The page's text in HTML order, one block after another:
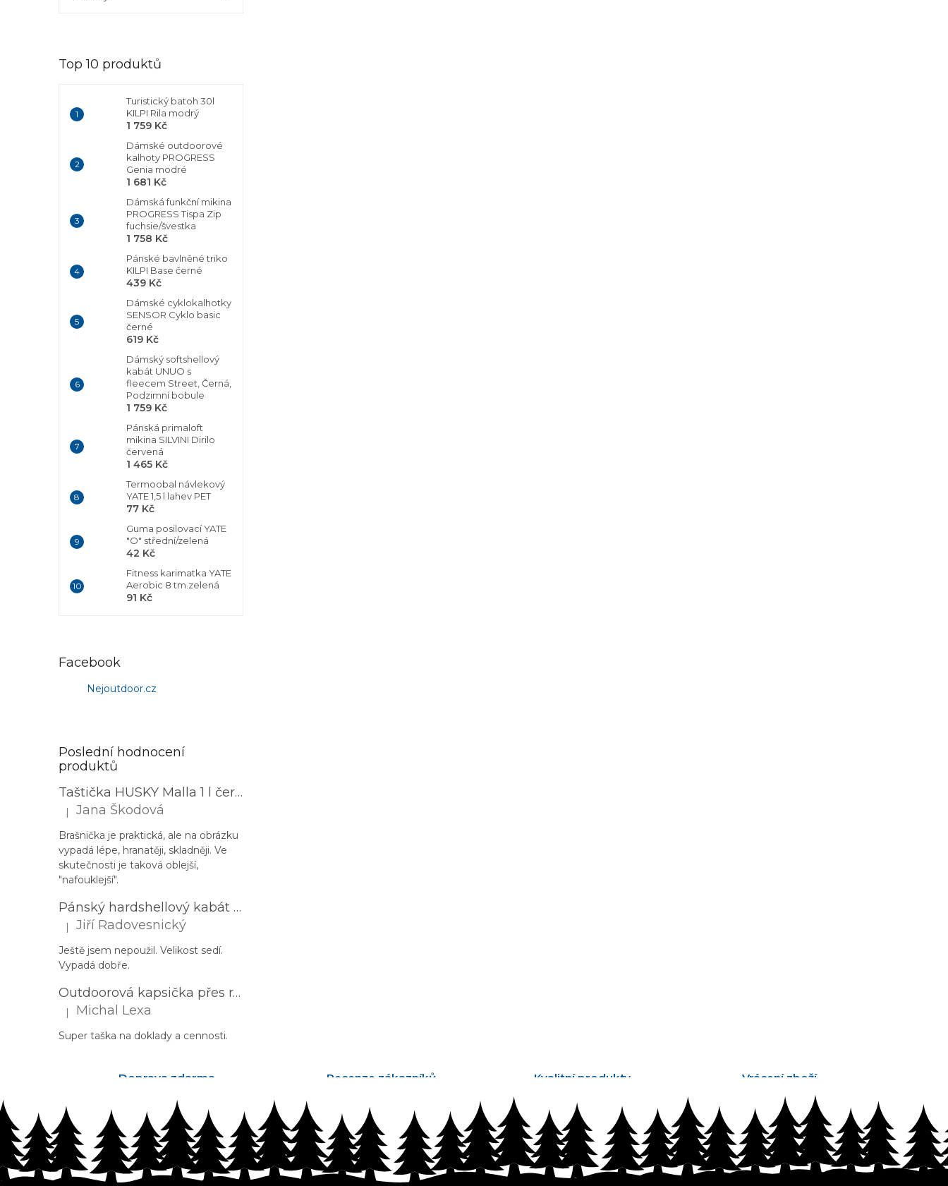
Top 10 produktů
Turistický batoh 30l
KILPI Rila modrý
1 759 Kč
Dámské outdoorové
kalhoty PROGRESS
Genia modré
1 681 Kč
Dámská funkční mikina
PROGRESS Tispa Zip
fuchsie/švestka
1 758 Kč
Pánské bavlněné triko
KILPI Base černé
439 Kč
Dámské cyklokalhotky
SENSOR Cyklo basic
černé
619 Kč
Dámský softshellový
kabát UNUO s
fleecem Street, Černá,
Podzimní bobule
1 759 Kč
Pánská primaloft
mikina SILVINI Dirilo
červená
1 465 Kč
Termoobal návlekový
YATE 1,5 l lahev PET
77 Kč
Guma posilovací YATE
"O" střední/zelená
42 Kč
Fitness karimatka YATE
Aerobic 8 tm.zelená
91 Kč
Facebook
Nejoutdoor.cz
Poslední hodnocení
produktů
Taštička HUSKY Malla 1 l černá
Hodnocení produktu je 3 z 5 hvězdiček.
| Jana Škodová
Brašnička je praktická, ale na obrázku
vypadá lépe, hranatěji, skladněji. Ve
skutečnosti je taková oblejší,
"nafouklejší".
Pánský hardshellový kabát HUSKY Nestia M zelený
Hodnocení produktu je 5 z 5 hvězdiček.
| Jiří Radovesnický
Ještě jsem nepoužil. Velikost sedí.
Vypadá dobře.
Outdoorová kapsička přes rameno PROGRESS Corss Body černá
Hodnocení produktu je 5 z 5 hvězdiček.
| Michal Lexa
Super taška na doklady a cennosti.
Doprava zdarma Recenze zákazníků Kvalitní produkty Vrácení zboží
Z